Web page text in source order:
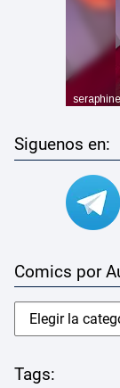
Siguenos en:
Comics por
Tags: